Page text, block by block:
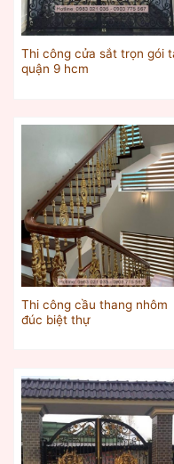
Thi công cửa sắt trọn gói
quận 9 hcm
Thi công cầu thang nhôm
đúc biệt thự